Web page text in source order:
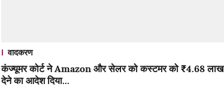
वादकरण
कंज्यूमर कोर्ट ने Amazon और सेलर को कस्टमर को ₹4.68 लाख
देने का आदेश दिया...